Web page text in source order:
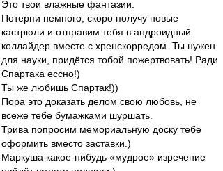
Это твои влажные фантазии.
Потерпи немного, скоро получу новые
кастрюли и отправим тебя в андроидный
коллайдер вместе с хренскорредом. Ты нужен
для науки, придётся тобой пожертвовать! Ради
Спартака ессно!)
Ты же любишь Спартак!))
Пора это доказать делом свою любовь, не
всеже тебе бумажками шуршать.
Трива попросим мемориальную доску тебе
оформить вместо заставки.)
Маркуша какое-нибудь «мудрое» изречение